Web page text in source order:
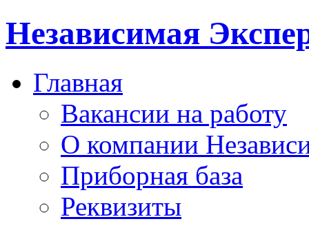
Независимая
Главная
Вакансии на работу
О компании
Приборная база
Реквизиты